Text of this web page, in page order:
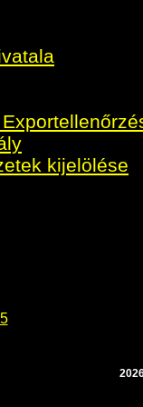
kijelölése
5